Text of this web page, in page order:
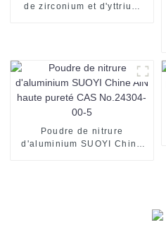
de zirconium et d'yttrium
Poudre de nitrure
d'aluminium SUOYI Chine